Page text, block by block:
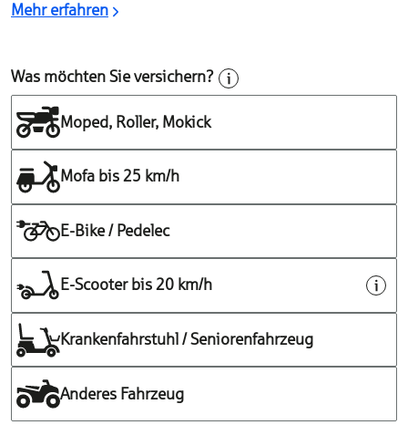
Mehr erfahren
Was möchten Sie versichern?
Moped, Roller, Mokick
Mofa bis 25 km/h
E-Bike / Pedelec
E-Scooter bis 20 km/h
Krankenfahrstuhl / Seniorenfahrzeug
Anderes Fahrzeug